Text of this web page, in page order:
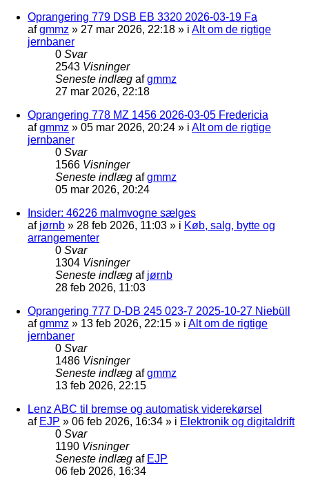
Oprangering 779 DSB EB 3320 2026-03-19 Fa
afgmmz » 27 mar 2026, 22:18 » i Alt om de rigtige
jernbaner
0 Svar
2543 Visninger
Seneste indlæg afgmmz
27 mar 2026, 22:18
Oprangering 778 MZ 1456 2026-03-05 Fredericia
afgmmz » 05 mar 2026, 20:24 » i Alt om de rigtige
jernbaner
0 Svar
1566 Visninger
Seneste indlæg afgmmz
05 mar 2026, 20:24
Insider: 46226 malmvogne sælges
af jørnb » 28 feb 2026, 11:03 » i Køb, salg, bytte og
arrangementer
0 Svar
1304 Visninger
Seneste indlæg af jørnb
28 feb 2026, 11:03
Oprangering 777 D-DB 245 023-7 2025-10-27 Niebüll
afgmmz » 13 feb 2026, 22:15 » i Alt om de rigtige
jernbaner
0 Svar
1486 Visninger
Seneste indlæg afgmmz
13 feb 2026, 22:15
Lenz ABC til bremse og automatisk viderekørsel
af EJP » 06 feb 2026, 16:34 » i Elektronik og digitaldrift
0 Svar
1190 Visninger
Seneste indlæg af EJP
06 feb 2026, 16:34